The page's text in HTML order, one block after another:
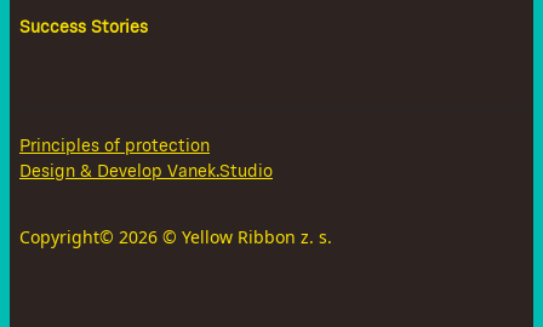
Success Stories
Copyright© 2026 © Yellow Ribbon z. s.
Principles of protection
Design & Develop Vanek.Studio